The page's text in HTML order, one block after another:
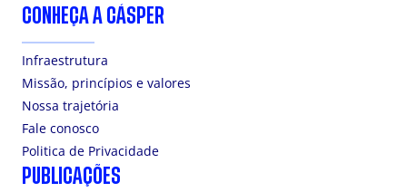
CONHEÇA A CÁSPER
Infraestrutura
Missão, princípios e valores
Nossa trajetória
Fale conosco
Politica de Privacidade
PUBLICAÇÕES